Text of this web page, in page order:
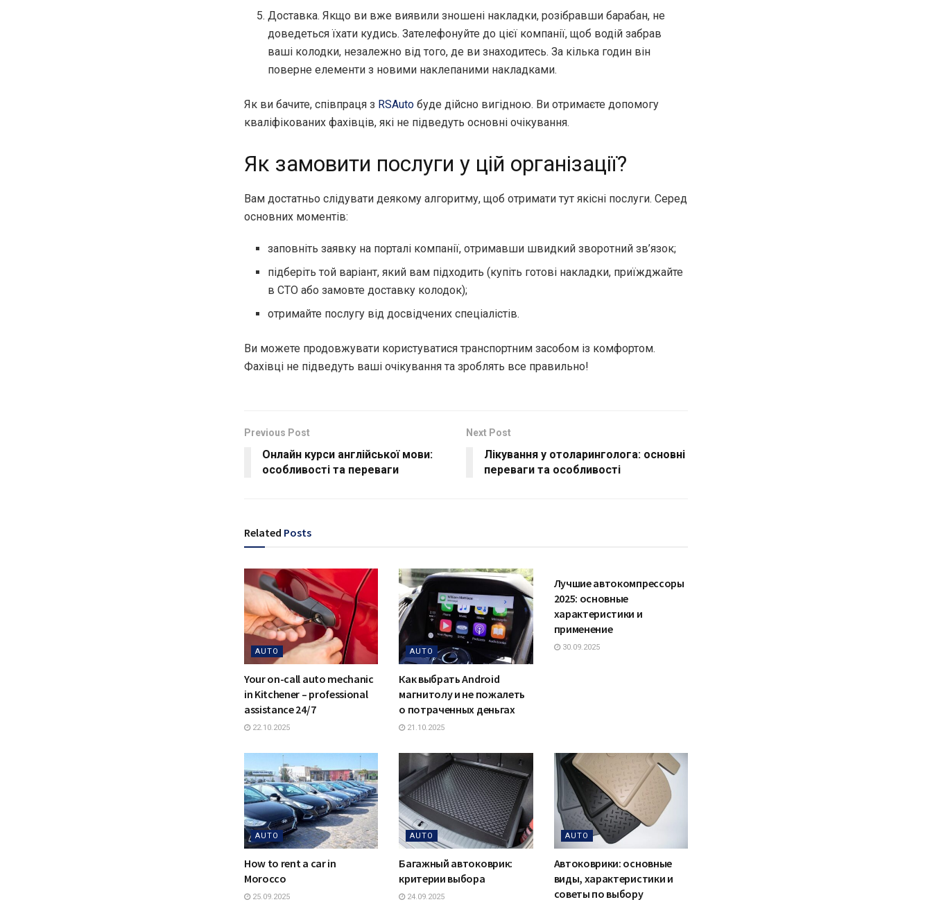
Доставка. Якщо ви вже виявили зношені накладки, розібравши барабан, не
доведеться їхати кудись. Зателефонуйте до цієї компанії, щоб водій забрав
ваші колодки, незалежно від того, де ви знаходитесь. За кілька годин він
поверне елементи з новими наклепаними накладками.
Як ви бачите, співпраця з RSAuto буде дійсно вигідною. Ви отримаєте допомогу
кваліфікованих фахівців, які не підведуть основні очікування.
Як замовити послуги у цій організації?
Вам достатньо слідувати деякому алгоритму, щоб отримати тут якісні послуги. Серед
основних моментів:
заповніть заявку на порталі компанії, отримавши швидкий зворотний зв’язок;
підберіть той варіант, який вам підходить (купіть готові накладки, приїжджайте
в СТО або замовте доставку колодок);
отримайте послугу від досвідчених спеціалістів.
Ви можете продовжувати користуватися транспортним засобом із комфортом.
Фахівці не підведуть ваші очікування та зроблять все правильно!
Previous Post
Онлайн курси англійської мови:
особливості та переваги
Next Post
Лікування у отоларинголога: основні
переваги та особливості
Related Posts
AUTO
Your on-call auto mechanic
in Kitchener – professional
assistance 24/7
22.10.2025
AUTO
Как выбрать Android
магнитолу и не пожалеть
о потраченных деньгах
21.10.2025
Лучшие автокомпрессоры
2025: основные
характеристики и
применение
30.09.2025
AUTO
How to rent a car in
Morocco
25.09.2025
AUTO
Багажный автоковрик:
критерии выбора
24.09.2025
AUTO
Автоковрики: основные
виды, характеристики и
советы по выбору